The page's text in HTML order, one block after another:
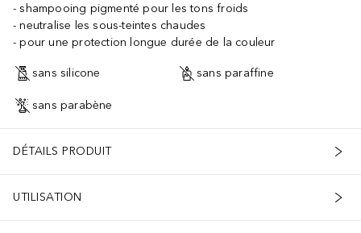
shampooing pigmenté pour les tons froids
neutralise les sous-teintes chaudes
pour une protection longue durée de la couleur
sans silicone sans paraffine
sans parabène
DÉTAILS PRODUIT
UTILISATION